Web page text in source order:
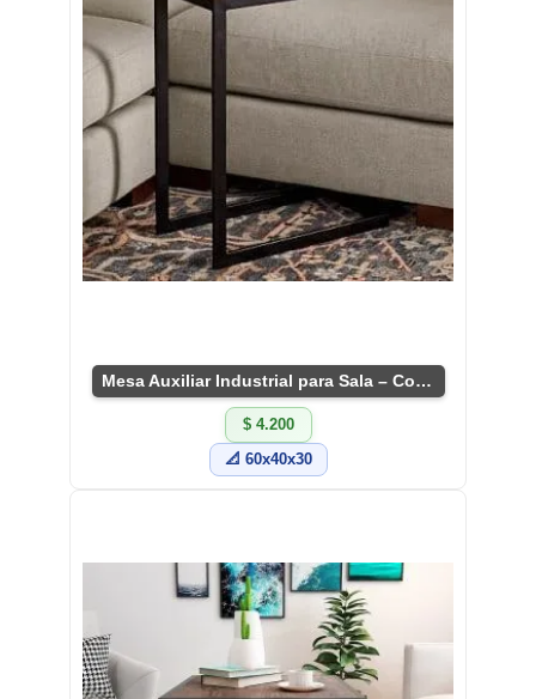
Mesa Auxiliar Industrial para Sala – Compacta y Versátil
$ 4.200
📐 60x40x30